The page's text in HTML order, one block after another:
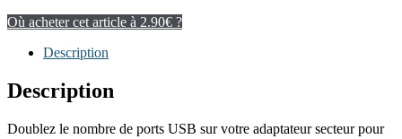
Où acheter cet article à 2.90€ ?
Description
Description
Doublez le nombre de ports USB sur votre adaptateur secteur pour